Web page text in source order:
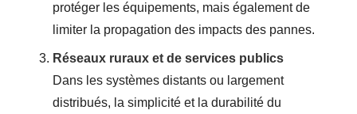
protéger les équipements, mais également de
limiter la propagation des impacts des pannes.
Réseaux ruraux et de services publics
Dans les systèmes distants ou largement
distribués, la simplicité et la durabilité du